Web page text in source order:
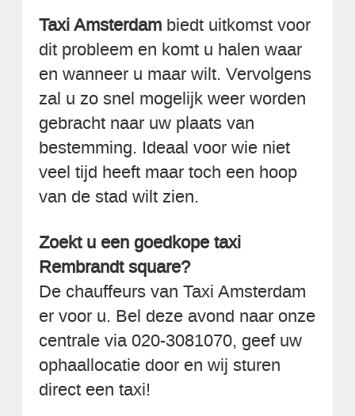
Taxi Amsterdam biedt uitkomst voor
dit probleem en komt u halen waar
en wanneer u maar wilt. Vervolgens
zal u zo snel mogelijk weer worden
gebracht naar uw plaats van
bestemming. Ideaal voor wie niet
veel tijd heeft maar toch een hoop
van de stad wilt zien.
Zoekt u een goedkope taxi
Rembrandt square?
De chauffeurs van Taxi Amsterdam
er voor u. Bel deze avond naar onze
centrale via 020-3081070, geef uw
ophaallocatie door en wij sturen
direct een taxi!